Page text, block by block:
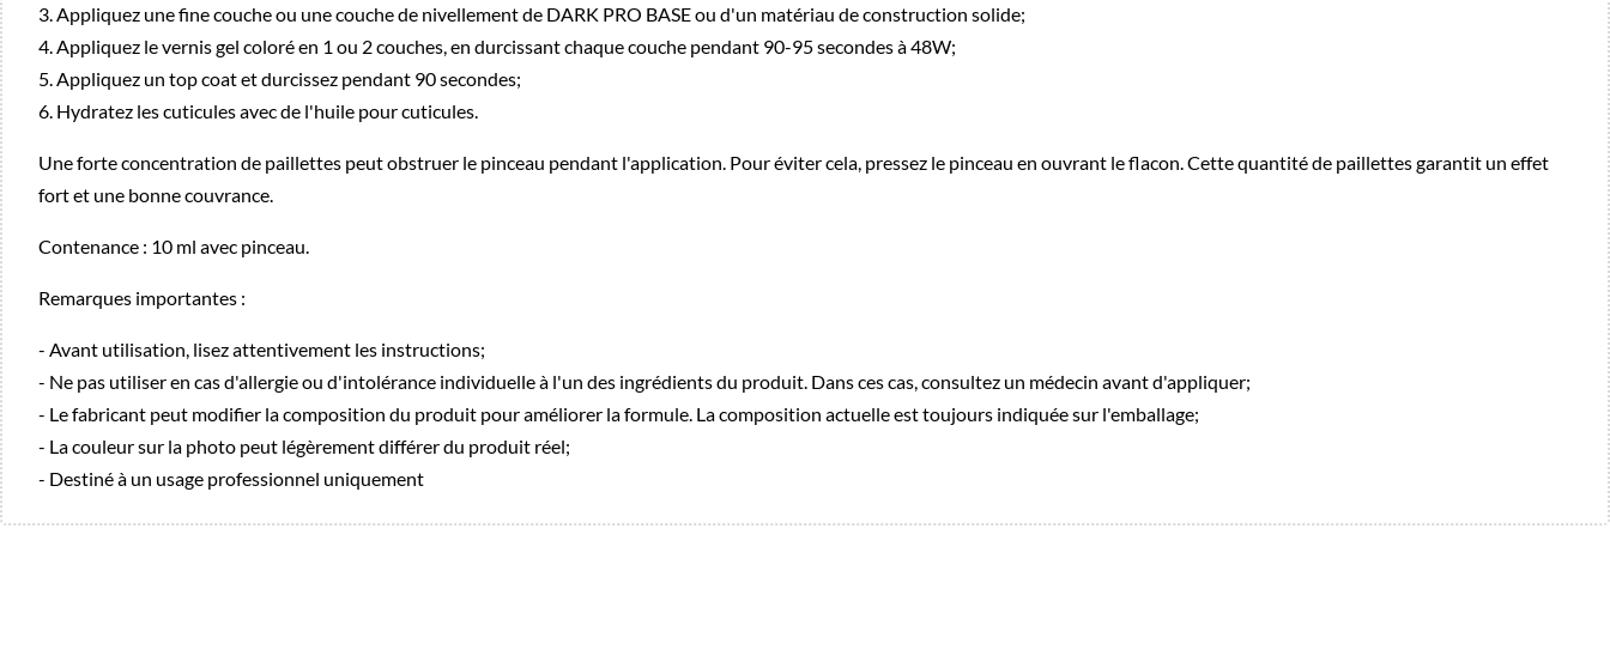
3. Appliquez une fine couche ou une couche de nivellement de DARK PRO BASE ou d'un matériau de construction solide;
4. Appliquez le vernis gel coloré en 1 ou 2 couches, en durcissant chaque couche pendant 90-95 secondes à 48W;
5. Appliquez un top coat et durcissez pendant 90 secondes;
6. Hydratez les cuticules avec de l'huile pour cuticules.
Une forte concentration de paillettes peut obstruer le pinceau pendant l'application. Pour éviter cela, pressez le pinceau en ouvrant le flacon. Cette quantité de paillettes garantit un effet
fort et une bonne couvrance.
Contenance : 10 ml avec pinceau.
Remarques importantes :
- Avant utilisation, lisez attentivement les instructions;
- Ne pas utiliser en cas d'allergie ou d'intolérance individuelle à l'un des ingrédients du produit. Dans ces cas, consultez un médecin avant d'appliquer;
- Le fabricant peut modifier la composition du produit pour améliorer la formule. La composition actuelle est toujours indiquée sur l'emballage;
- La couleur sur la photo peut légèrement différer du produit réel;
- Destiné à un usage professionnel uniquement